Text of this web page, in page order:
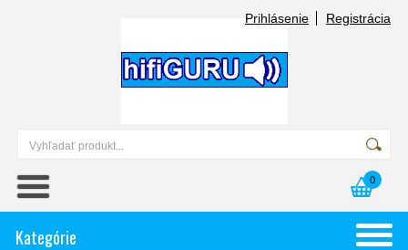
Prihlásenie Registrácia
0
Kategórie